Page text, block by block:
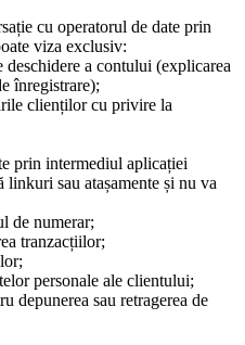
cu operatorul de date prin
viza exclusiv:
a contului (explicarea
înregistrare);
clienților cu privire la
prin intermediul aplicației
sau atașamente și nu va
de numerar;
tranzacțiilor;
personale ale clientului;
depunerea sau retragerea de